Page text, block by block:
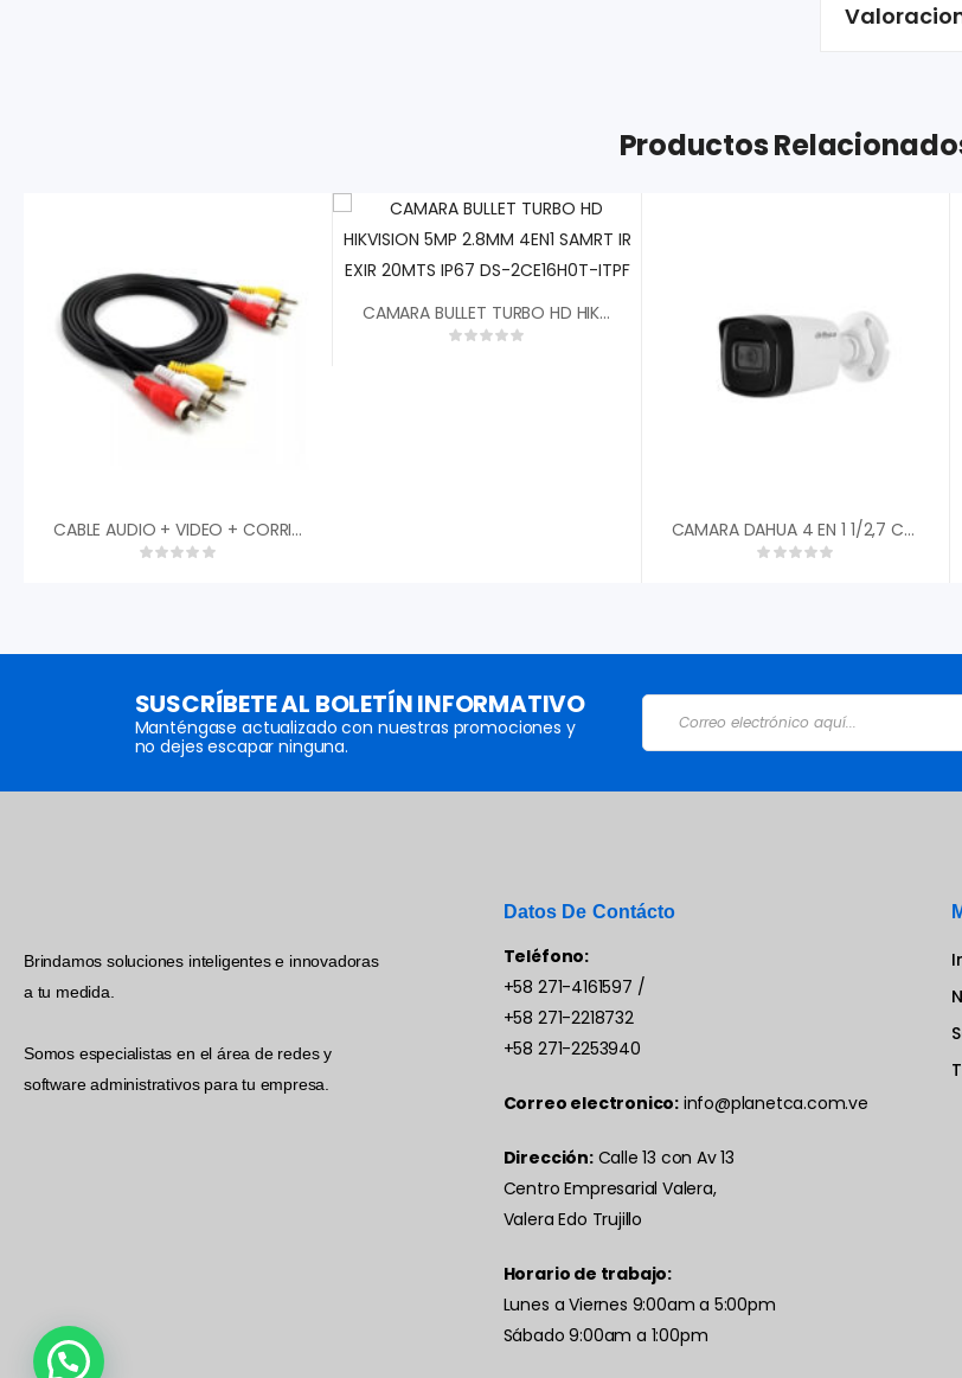
Productos
CABLE AUDIO + VIDEO + CORRIENTE 15 MTS
CAMARA BULLET TURBO HD HIKVISION 5MP 2.8MM 4EN1 SAMRT IR EXIR 20MTS IP67 DS-2CE16H0T-ITPF
CAMARA DAHUA 4 EN 1 1/2,7 CMOS 1080P 2MP TIPO BALA PLASTICA 3,6MM FOV 87.5░ DWDR IR 40M IP67 DH-HAC-HFW1200CN-0360B-S5″
SUSCRÍBETE AL BOLETÍN INFORMATIVO
Manténgase actualizado con nuestras promociones y
no dejes escapar ninguna.
Brindamos soluciones inteligentes e innovadoras
a tu medida.
Somos especialistas en el área de redes y
software administrativos para tu empresa.
Datos De Contácto
Teléfono:
+58 271-4161597 /
+58 271-2218732
+58 271-2253940
Correo electronico: info@planetca.com.ve
Dirección:Calle 13 con Av 13
Centro Empresarial Valera,
Valera Edo Trujillo
Horario de trabajo:
Lunes a Viernes 9:00am a 5:00pm
Sábado 9:00am a 1:00pm